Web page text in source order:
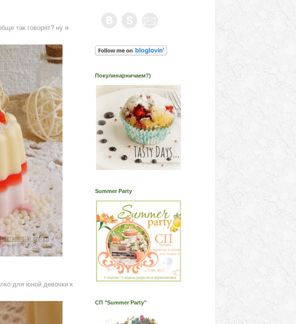
так говорят? ну я
для юной девочки к
Покулинарничаем?)
Summer Party
СП "Summer Party"